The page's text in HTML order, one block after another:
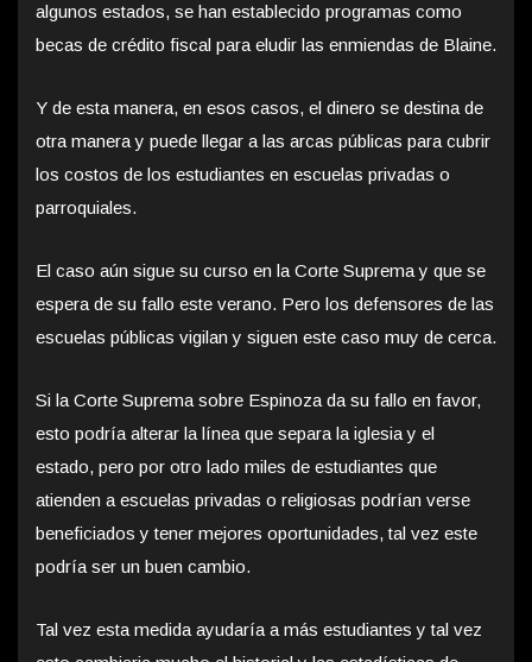
algunos estados, se han establecido programas como
becas de crédito fiscal para eludir las enmiendas de Blaine.
Y de esta manera, en esos casos, el dinero se destina de
otra manera y puede llegar a las arcas públicas para cubrir
los costos de los estudiantes en escuelas privadas o
parroquiales.
El caso aún sigue su curso en la Corte Suprema y que se
espera de su fallo este verano. Pero los defensores de las
escuelas públicas vigilan y siguen este caso muy de cerca.
Si la Corte Suprema sobre Espinoza da su fallo en favor,
esto podría alterar la línea que separa la iglesia y el
estado, pero por otro lado miles de estudiantes que
atienden a escuelas privadas o religiosas podrían verse
beneficiados y tener mejores oportunidades, tal vez este
podría ser un buen cambio.
Tal vez esta medida ayudaría a más estudiantes y tal vez